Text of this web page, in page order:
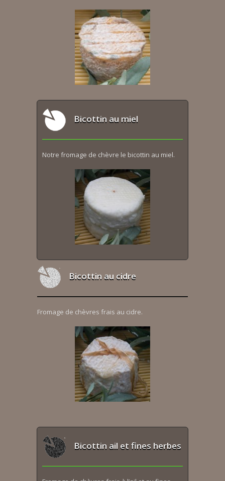
Bicottin au miel
Notre fromage de chèvre le bicottin au miel.
Bicottin au cidre
Fromage de chèvres frais au cidre.
Bicottin ail et fines herbes